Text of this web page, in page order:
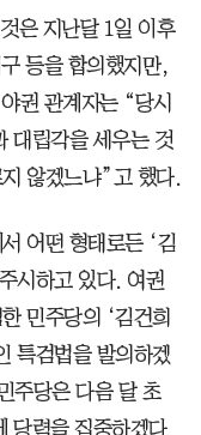
은 지난달 1일 이후
등을 합의했지만,
권 관계자는 “당시
대립각을 세우는 것
않겠느냐”고 했다.
어떤 형태로든 ‘김
시하고 있다. 여권
민주당의 ‘김건희
특검법을 발의하겠
주당은 다음 달 초
당력을 집중하겠다